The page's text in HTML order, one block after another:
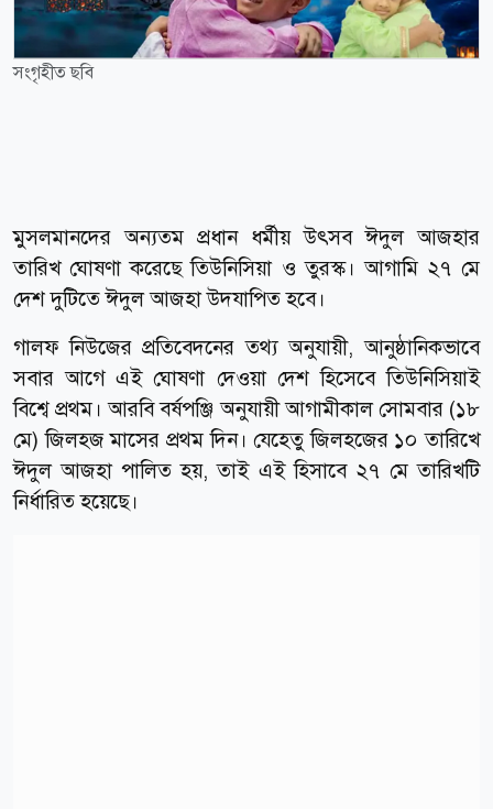
সংগৃহীত ছবি
মুসলমানদের অন্যতম প্রধান ধর্মীয় উৎসব ঈদুল আজহার
তারিখ ঘোষণা করেছে তিউনিসিয়া ও তুরস্ক। আগামি ২৭ মে
দেশ দুটিতে ঈদুল আজহা উদযাপিত হবে।
গালফ নিউজের প্রতিবেদনের তথ্য অনুযায়ী, আনুষ্ঠানিকভাবে
সবার আগে এই ঘোষণা দেওয়া দেশ হিসেবে তিউনিসিয়াই
বিশ্বে প্রথম। আরবি বর্ষপঞ্জি অনুযায়ী আগামীকাল সোমবার (১৮
মে) জিলহজ মাসের প্রথম দিন। যেহেতু জিলহজের ১০ তারিখে
ঈদুল আজহা পালিত হয়, তাই এই হিসাবে ২৭ মে তারিখটি
নির্ধারিত হয়েছে।